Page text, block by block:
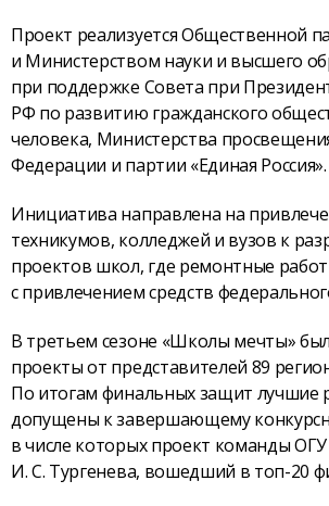
Проект реализуется Общественной
и Министерством науки и высшего
при поддержке Совета при
РФ по развитию гражданского
человека, Министерства
Федерации и партии «Единая Россия».
Инициатива направлена на
техникумов, колледжей и вузов к
проектов школ, где ремонтные
с привлечением средств
В третьем сезоне «Школы мечты»
проекты от представителей 89
По итогам финальных защит лучшие
допущены к завершающему
в числе которых проект команды
И. С. Тургенева, вошедший в топ-20